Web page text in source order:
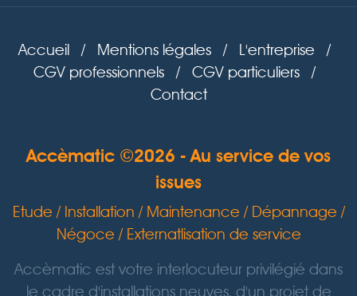
Accueil / Mentions légales / L'entreprise
/
CGV professionnels
/ CGV particuliers
/
Contact
Accèmatic ©2026 - Au service de vos
issues
Etude / Installation / Maintenance / Dépannage /
Négoce / Externatlisation de service
Accèmatic est votre interlocuteur privilégié dans
le cadre d'installations neuves, d'un projet de